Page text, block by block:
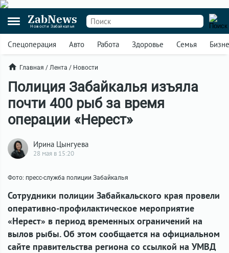
ZabNews
Новости Забайкалья
Спецоперация Авто Работа Здоровье Семья
Главная / Лента / Новости
Полиция Забайкалья изъяла
почти 400 рыб за время
операции «Нерест»
Ирина Цынгуева
28 мая в 15:20
Фото: пресс-служба полиции Забайкалья
Сотрудники полиции Забайкальского края провели
оперативно-профилактическое мероприятие
«Нерест» в период временных ограничений на
вылов рыбы. Об этом сообщается на официальном
сайте правительства региона со ссылкой на УМВД